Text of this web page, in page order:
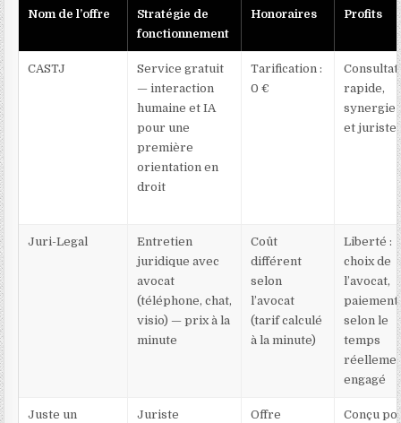
Nom de l’offre
Stratégie de
fonctionnement
Honoraires Profits
CASTJ
Service gratuit
— interaction
humaine et IA
pour une
première
orientation en
droit
Tarification :
0 €
rapide,
synergie
et juriste
Juri-Legal
Entretien
juridique avec
avocat
(téléphone, chat,
visio) — prix à la
minute
Coût
différent
selon
l’avocat
(tarif calculé
à la minute)
Liberté :
choix de
l’avocat,
paiement
selon le
temps
engagé
Juste un
Juriste
Offre
Conçu